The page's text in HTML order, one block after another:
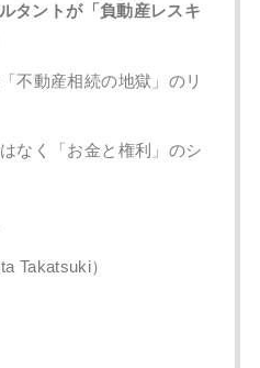
タントが「負動産レスキ
不動産相続の地獄」のリ
なく「お金と権利」のシ
Takatsuki）